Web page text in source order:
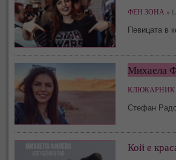
ФЕН ЗОНА »
Певицата в
Михаела
КЛЮКАРНИК
Стефан
Кой е